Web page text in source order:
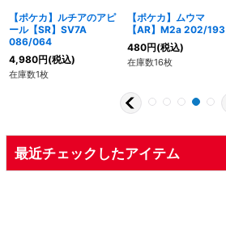
【ポケカ】ルチアのアピ
ール【SR】SV7A
086/064
4,980円(税込)
在庫数1枚
【ポケカ】ムウマ
【AR】M2a 202/193
480円(税込)
在庫数16枚
最近チェックしたアイテム